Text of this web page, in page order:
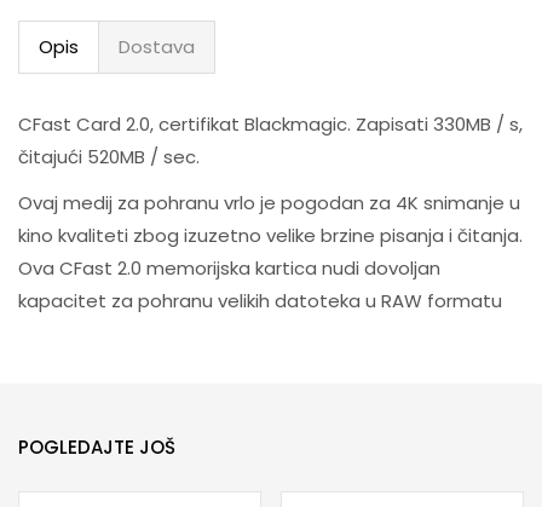
Opis Dostava
CFast Card 2.0, certifikat Blackmagic. Zapisati 330MB / s,
čitajući 520MB / sec.
Ovaj medij za pohranu vrlo je pogodan za 4K snimanje u
kino kvaliteti zbog izuzetno velike brzine pisanja i čitanja.
Ova CFast 2.0 memorijska kartica nudi dovoljan
kapacitet za pohranu velikih datoteka u RAW formatu
POGLEDAJTE JOŠ